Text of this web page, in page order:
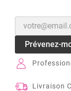
Prévenez-
Livraison